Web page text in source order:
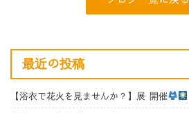
最近の投稿
【浴衣で花火を見ませんか？】展 開催